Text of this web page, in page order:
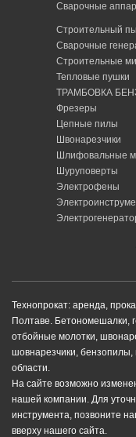
Сварочные
Строительный
Сварочные
Строительные
Тепловые пушки
ТРАМБОВКА
Фрезеры
Цепные пилы
Швонарезчики
Шлифовальные
Шуруповерты
Электрофены
Технопрокат: аренда,
Полтаве. Бетономешалки,
отбойные молотки,
шовнарезчики,
области.
На сайте возможно
нашей компании. Для
инструмента, позвоните
вверху нашего сайта.